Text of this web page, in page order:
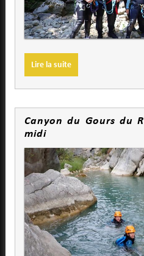
Lire la suite
Canyon du Gours du
midi